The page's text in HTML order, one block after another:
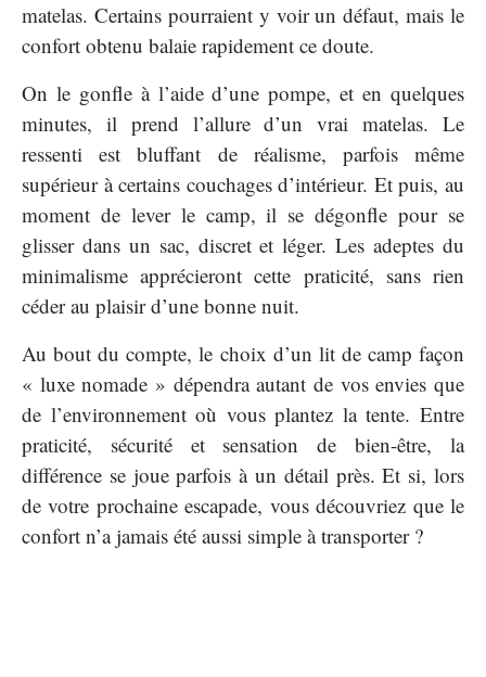
matelas. Certains pourraient y voir un défaut, mais le
confort obtenu balaie rapidement ce doute.
On le gonfle à l’aide d’une pompe, et en quelques
minutes, il prend l’allure d’un vrai matelas. Le
ressenti est bluffant de réalisme, parfois même
supérieur à certains couchages d’intérieur. Et puis, au
moment de lever le camp, il se dégonfle pour se
glisser dans un sac, discret et léger. Les adeptes du
minimalisme apprécieront cette praticité, sans rien
céder au plaisir d’une bonne nuit.
Au bout du compte, le choix d’un lit de camp façon
« luxe nomade » dépendra autant de vos envies que
de l’environnement où vous plantez la tente. Entre
praticité, sécurité et sensation de bien-être, la
différence se joue parfois à un détail près. Et si, lors
de votre prochaine escapade, vous découvriez que le
confort n’a jamais été aussi simple à transporter ?